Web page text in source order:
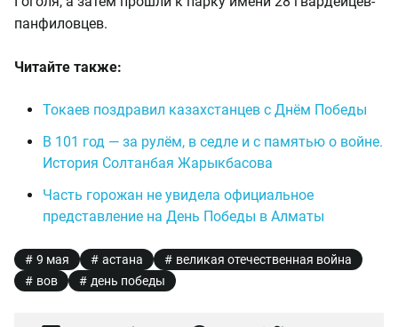
панфиловцев.
Читайте также:
Токаев поздравил казахстанцев с Днём Победы
В 101 год — за рулём, в седле и с памятью о войне.
История Солтанбая Жарыкбасова
Часть горожан не увидела официальное
представление на День Победы в Алматы
9 мая астана
великая отечественная война
вов
день победы